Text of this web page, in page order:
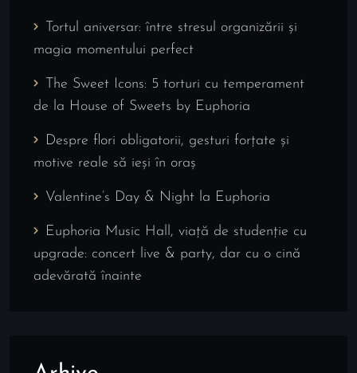
Tortul aniversar: între stresul organizării și
magia momentului perfect
The Sweet Icons: 5 torturi cu temperament
de la House of Sweets by Euphoria
Despre flori obligatorii, gesturi forțate și
motive reale să ieși în oraș
Valentine’s Day & Night la Euphoria
Euphoria Music Hall, viață de studenție cu
upgrade: concert live & party, dar cu o cină
adevărată înainte